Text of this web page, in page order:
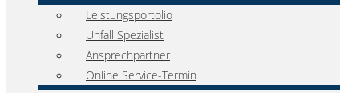
Leistungsportolio
Unfall Spezialist
Ansprechpartner
Online Service-Termin